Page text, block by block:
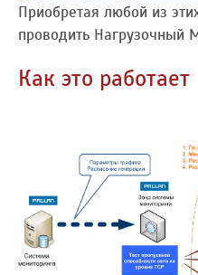
Приобретая любой из
проводить Нагрузочный
Как это работает